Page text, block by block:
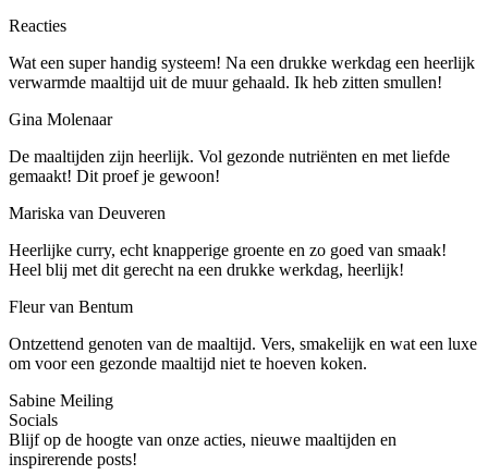
Reacties
Wat een super handig systeem! Na een drukke werkdag een heerlijk
verwarmde maaltijd uit de muur gehaald. Ik heb zitten smullen!
Gina Molenaar
De maaltijden zijn heerlijk. Vol gezonde nutriënten en met liefde
gemaakt! Dit proef je gewoon!
Mariska van Deuveren
Heerlijke curry, echt knapperige groente en zo goed van smaak!
Heel blij met dit gerecht na een drukke werkdag, heerlijk!
Fleur van Bentum
Ontzettend genoten van de maaltijd. Vers, smakelijk en wat een luxe
om voor een gezonde maaltijd niet te hoeven koken.
Sabine Meiling
Socials
Blijf op de hoogte van onze acties, nieuwe maaltijden en
inspirerende posts!